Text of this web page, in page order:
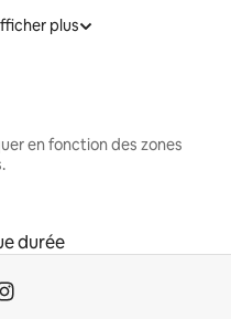
plus
en fonction des zones
durée